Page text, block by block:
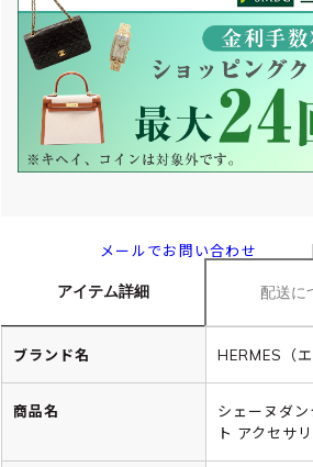
メールでお問い合わせ
アイテム詳細 配送に
ブランド名 HERMES（エ
商品名
シェーヌダ
ト アクセサ